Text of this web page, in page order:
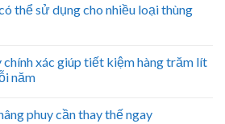
thể sử dụng cho nhiều loại thùng
chính xác giúp tiết kiệm hàng trăm lít
năm
phuy cần thay thế ngay